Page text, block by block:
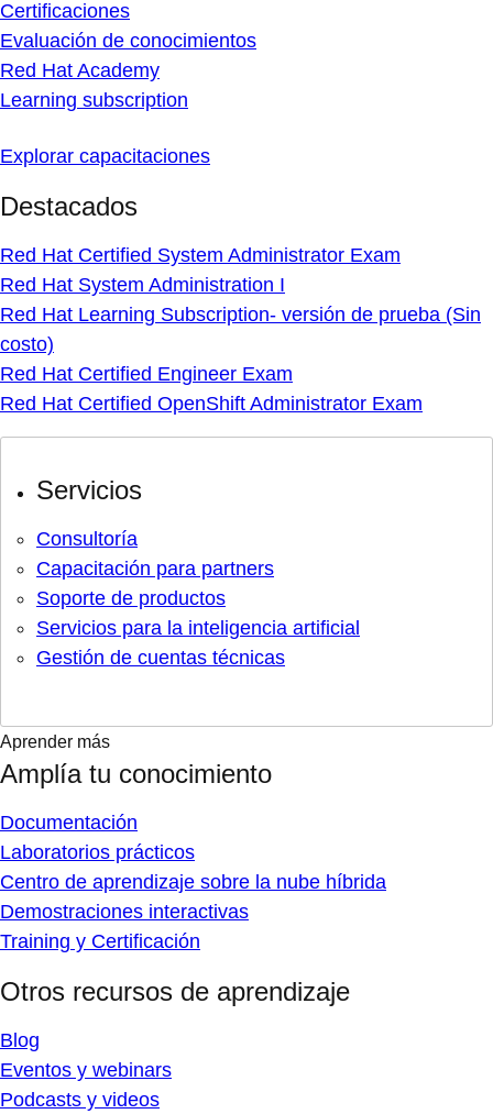
Certificaciones
Evaluación de conocimientos
Red Hat Academy
Learning subscription
Explorar capacitaciones
Destacados
Red Hat Certified System Administrator Exam
Red Hat System Administration I
Red Hat Learning Subscription- versión de prueba (Sin
costo)
Red Hat Certified Engineer Exam
Red Hat Certified OpenShift Administrator Exam
Servicios
Consultoría
Capacitación para partners
Soporte de productos
Servicios para la inteligencia artificial
Gestión de cuentas técnicas
Aprender más
Amplía tu conocimiento
Documentación
Laboratorios prácticos
Centro de aprendizaje sobre la nube híbrida
Demostraciones interactivas
Training y Certificación
Otros recursos de aprendizaje
Blog
Eventos y webinars
Podcasts y videos